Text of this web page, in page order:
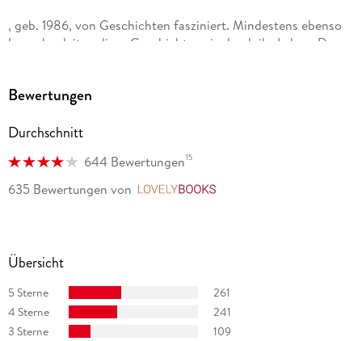
, geb. 1986, von Geschichten fasziniert. Mindestens ebenso
lange begleiten diese Geschichten sie durch ihr Leben. Den
aufzuhören.
Bewertungen
Durchschnitt
644 Bewertungen15
635 Bewertungen von
Übersicht
5 Sterne
261
4 Sterne
241
3 Sterne
109